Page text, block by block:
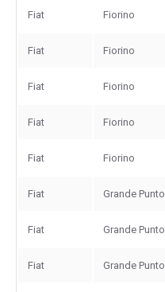
Fiat Fiorino
Fiat Fiorino
Fiat Fiorino
Fiat Fiorino
Fiat Fiorino
Fiat Grande Punto
Fiat Grande Punto
Fiat Grande Punto